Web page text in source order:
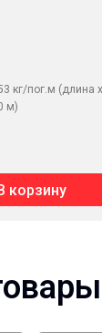
кг/пог.м (длина
м)
корзину